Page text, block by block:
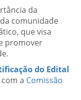
da
comunidade
que visa
promover
do Edital
a Comissão